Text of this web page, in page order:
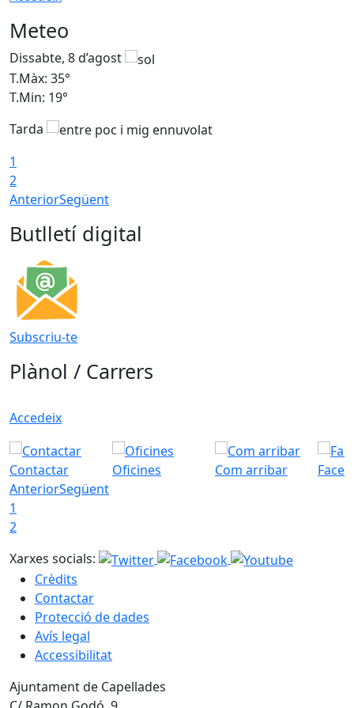
Meteo
Dissabte, 8 d’agost
T.Màx: 35°
T.Min: 19°
Tarda
1
2
AnteriorSegüent
Butlletí digital
Subscriu-te
Plànol / Carrers
Accedeix
Contactar Oficines Com arribar
AnteriorSegüent
1
2
Xarxes socials:
Crèdits
Contactar
Protecció de dades
Avís legal
Accessibilitat
Ajuntament de Capellades